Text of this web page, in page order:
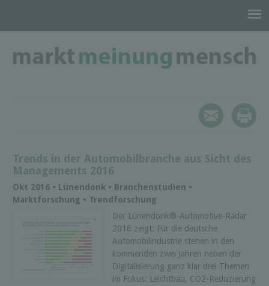
Trends in der Automobilbranche aus Sicht des
Managements 2016
Okt 2016 • Lünendonk • Branchenstudien •
Marktforschung • Trendforschung
Der Lünendonk®-Automotive-Radar
2016 zeigt: Für die deutsche
Automobilindustrie stehen in den
kommenden zwei Jahren neben der
Digitalisierung ganz klar drei Themen
im Fokus: Leichtbau, CO2-Reduzierung